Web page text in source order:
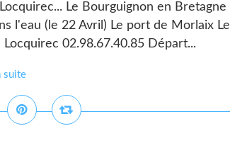
Le Bourguignon en Bretagne
l'eau (le 22 Avril) Le port de Morlaix Le
02.98.67.40.85 Départ...
suite